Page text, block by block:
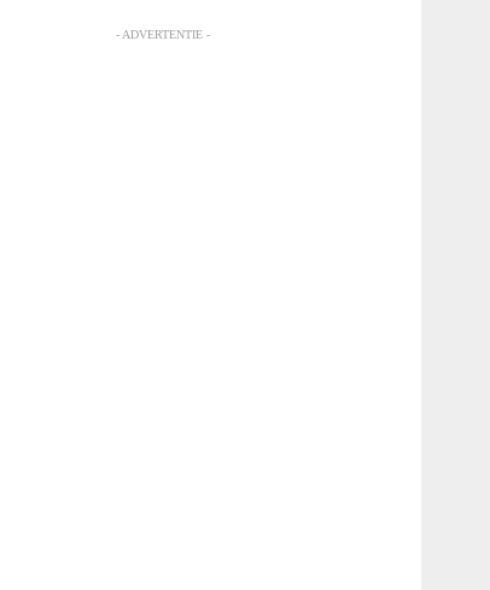
- ADVERTENTIE -